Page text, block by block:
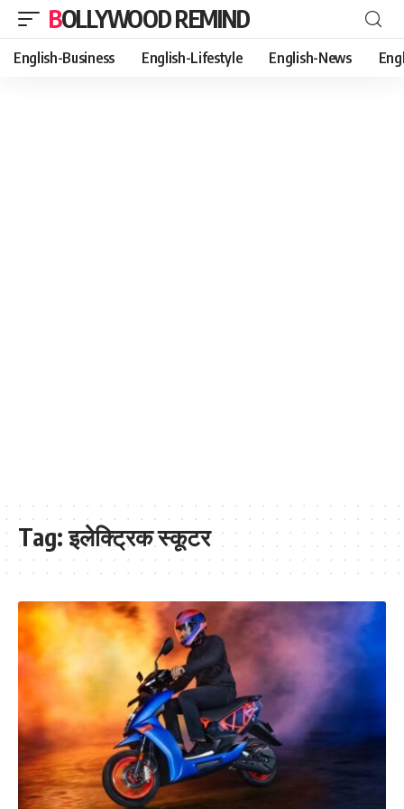
BOLLYWOOD REMIND
English-Business English-Lifestyle English-News
Tag:इलेक्ट्रिक स्कूटर